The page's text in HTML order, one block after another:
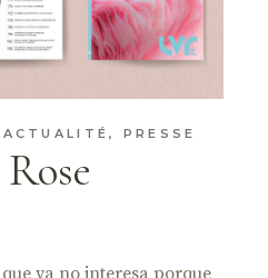
ACTUALITÉ, PRESSE